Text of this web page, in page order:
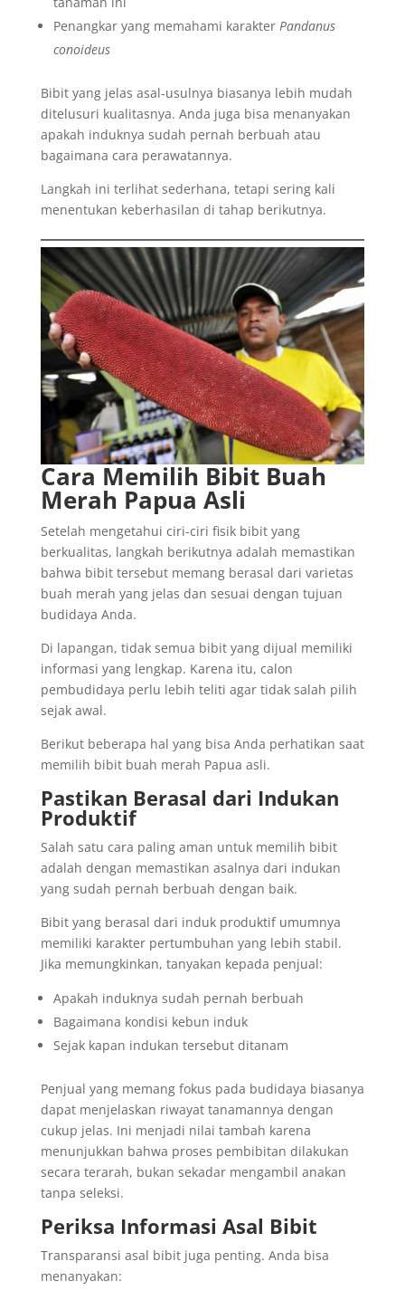
Penangkar yang memahami karakter Pandanus
conoideus
Bibit yang jelas asal-usulnya biasanya lebih mudah
ditelusuri kualitasnya. Anda juga bisa menanyakan
apakah induknya sudah pernah berbuah atau
bagaimana cara perawatannya.
Langkah ini terlihat sederhana, tetapi sering kali
menentukan keberhasilan di tahap berikutnya.
Cara Memilih Bibit Buah
Merah Papua Asli
Setelah mengetahui ciri-ciri fisik bibit yang
berkualitas, langkah berikutnya adalah memastikan
bahwa bibit tersebut memang berasal dari varietas
buah merah yang jelas dan sesuai dengan tujuan
budidaya Anda.
Di lapangan, tidak semua bibit yang dijual memiliki
informasi yang lengkap. Karena itu, calon
pembudidaya perlu lebih teliti agar tidak salah pilih
sejak awal.
Berikut beberapa hal yang bisa Anda perhatikan saat
memilih bibit buah merah Papua asli.
Pastikan Berasal dari Indukan
Produktif
Salah satu cara paling aman untuk memilih bibit
adalah dengan memastikan asalnya dari indukan
yang sudah pernah berbuah dengan baik.
Bibit yang berasal dari induk produktif umumnya
memiliki karakter pertumbuhan yang lebih stabil.
Jika memungkinkan, tanyakan kepada penjual:
Apakah induknya sudah pernah berbuah
Bagaimana kondisi kebun induk
Sejak kapan indukan tersebut ditanam
Penjual yang memang fokus pada budidaya biasanya
dapat menjelaskan riwayat tanamannya dengan
cukup jelas. Ini menjadi nilai tambah karena
menunjukkan bahwa proses pembibitan dilakukan
secara terarah, bukan sekadar mengambil anakan
tanpa seleksi.
Periksa Informasi Asal Bibit
Transparansi asal bibit juga penting. Anda bisa
menanyakan: